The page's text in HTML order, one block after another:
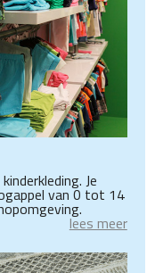
Je
van 0 tot 14
lees meer